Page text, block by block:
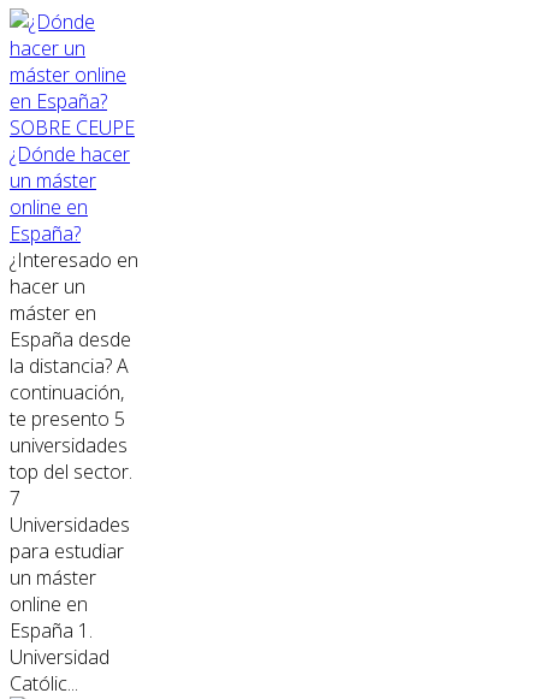
SOBRE CEUPE
¿Dónde hacer
un máster
online en
España?
¿Interesado en
hacer un
máster en
España desde
la distancia? A
continuación,
te presento 5
universidades
top del sector.
7
Universidades
para estudiar
un máster
online en
España 1.
Universidad
Católic...